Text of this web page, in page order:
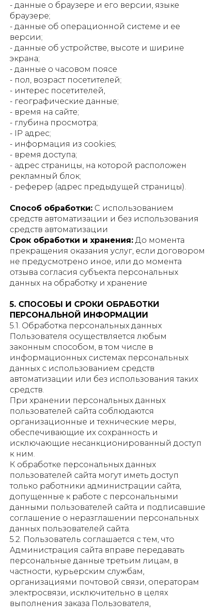
- данные о браузере и его версии, языке
браузере;
- данные об операционной системе и ее
версии;
- данные об устройстве, высоте и ширине
экрана;
- данные о часовом поясе
- пол, возраст посетителей;
- интерес посетителей,
- географические данные;
- время на сайте;
- глубина просмотра;
- IP адрес;
- информация из cookies;
- время доступа;
- адрес страницы, на которой расположен
рекламный блок;
- реферер (адрес предыдущей страницы).
Способ обработки: С использованием
средств автоматизации и без использования
средств автоматизации
Срок обработки и хранения: До момента
прекращения оказания услуг, если договором
не предусмотрено иное, или до момента
отзыва согласия субъекта персональных
данных на обработку и хранение
5. СПОСОБЫ И СРОКИ ОБРАБОТКИ
ПЕРСОНАЛЬНОЙ ИНФОРМАЦИИ
5.1. Обработка персональных данных
Пользователя осуществляется любым
законным способом, в том числе в
информационных системах персональных
данных с использованием средств
автоматизации или без использования таких
средств.
При хранении персональных данных
пользователей сайта соблюдаются
организационные и технические меры,
обеспечивающие их сохранность и
исключающие несанкционированный доступ
к ним.
К обработке персональных данных
пользователей сайта могут иметь доступ
только работники администрации сайта,
допущенные к работе с персональными
данными пользователей сайта и подписавшие
соглашение о неразглашении персональных
данных пользователей сайта.
5.2. Пользователь соглашается с тем, что
Администрация сайта вправе передавать
персональные данные третьим лицам, в
частности, курьерским службам,
организациями почтовой связи, операторам
электросвязи, исключительно в целях
выполнения заказа Пользователя,